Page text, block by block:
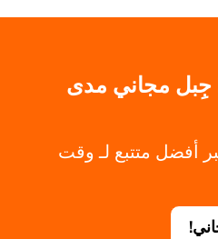
جِبل مجاني مدى
أفضل متتبع لـ وقت